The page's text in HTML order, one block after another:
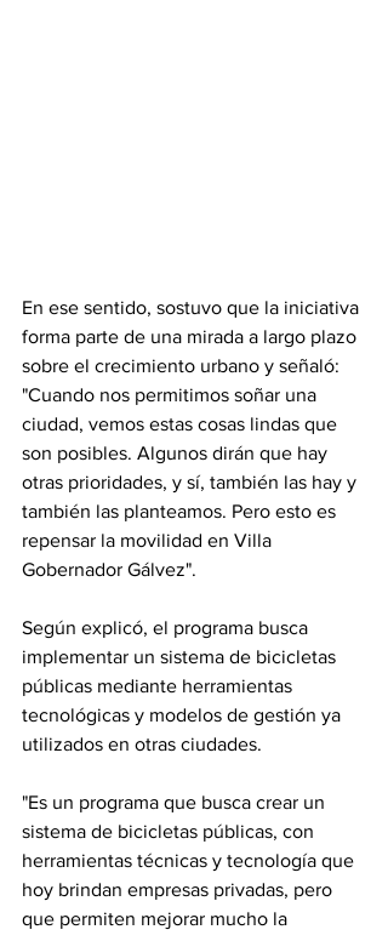
En ese sentido, sostuvo que la iniciativa
forma parte de una mirada a largo plazo
sobre el crecimiento urbano y señaló:
"Cuando nos permitimos soñar una
ciudad, vemos estas cosas lindas que
son posibles. Algunos dirán que hay
otras prioridades, y sí, también las hay y
también las planteamos. Pero esto es
repensar la movilidad en Villa
Gobernador Gálvez".
Según explicó, el programa busca
implementar un sistema de bicicletas
públicas mediante herramientas
tecnológicas y modelos de gestión ya
utilizados en otras ciudades.
"Es un programa que busca crear un
sistema de bicicletas públicas, con
herramientas técnicas y tecnología que
hoy brindan empresas privadas, pero
que permiten mejorar mucho la